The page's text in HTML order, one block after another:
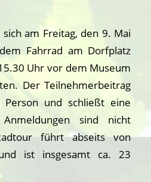
am Freitag, den 9. Mai
Fahrrad am Dorfplatz
Uhr vor dem Museum
Der Teilnehmerbeitrag
und schließt eine
sind nicht
führt abseits von
ist insgesamt ca. 23